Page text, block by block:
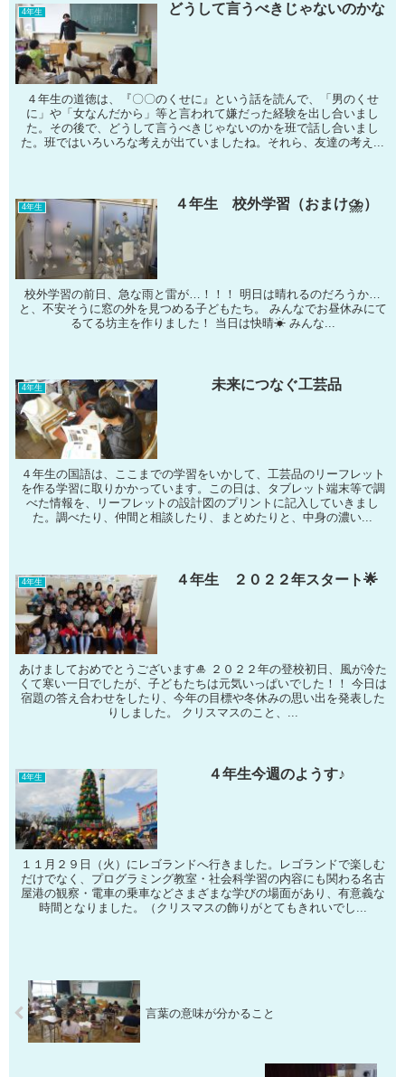
4年生 どうして言うべきじゃないのかな
４年生の道徳は、『〇〇のくせに』という話を読んで、「男のくせ
に」や「女なんだから」等と言われて嫌だった経験を出し合いまし
た。その後で、どうして言うべきじゃないのかを班で話し合いまし
た。班ではいろいろな考えが出ていましたね。それら、友達の考え...
4年生 ４年生 校外学習（おまけ⛈）
校外学習の前日、急な雨と雷が…！！！ 明日は晴れるのだろうか…
と、不安そうに窓の外を見つめる子どもたち。 みんなでお昼休みにて
るてる坊主を作りました！ 当日は快晴☀ みんな...
4年生 未来につなぐ工芸品
４年生の国語は、ここまでの学習をいかして、工芸品のリーフレット
を作る学習に取りかかっています。この日は、タブレット端末等で調
べた情報を、リーフレットの設計図のプリントに記入していきまし
た。調べたり、仲間と相談したり、まとめたりと、中身の濃い...
4年生 ４年生 ２０２２年スタート🌟
あけましておめでとうございます🎍 ２０２２年の登校初日、風が冷た
くて寒い一日でしたが、子どもたちは元気いっぱいでした！！ 今日は
宿題の答え合わせをしたり、今年の目標や冬休みの思い出を発表した
りしました。 クリスマスのこと、...
4年生 ４年生今週のようす♪
１１月２９日（火）にレゴランドへ行きました。レゴランドで楽しむ
だけでなく、プログラミング教室・社会科学習の内容にも関わる名古
屋港の観察・電車の乗車などさまざまな学びの場面があり、有意義な
時間となりました。（クリスマスの飾りがとてもきれいでし...
言葉の意味が分かること